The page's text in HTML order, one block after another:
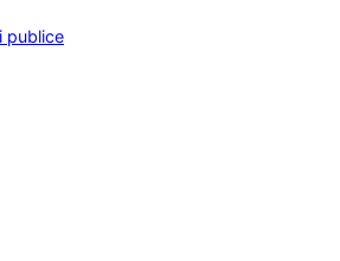
publice